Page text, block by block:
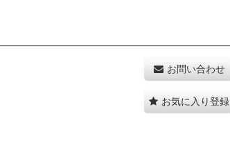
お問い合わせ
お気に入り登録